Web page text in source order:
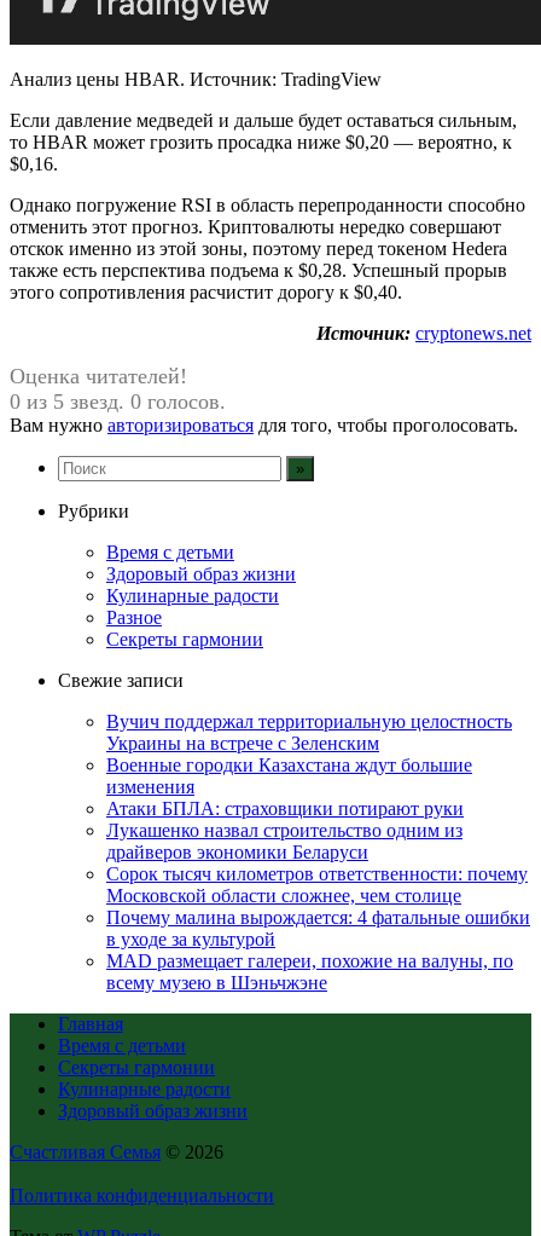
Анализ цены HBAR. Источник: TradingView
Если давление медведей и дальше будет оставаться сильным,
то HBAR может грозить просадка ниже $0,20 — вероятно, к
$0,16.
Однако погружение RSI в область перепроданности способно
отменить этот прогноз. Криптовалюты нередко совершают
отскок именно из этой зоны, поэтому перед токеном Hedera
также есть перспектива подъема к $0,28. Успешный прорыв
этого сопротивления расчистит дорогу к $0,40.
Источник: cryptonews.net
Оценка читателей!
0 из 5 звезд. 0 голосов.
Вам нужно авторизироваться для того, чтобы проголосовать.
Рубрики
Время с детьми
Здоровый образ жизни
Кулинарные радости
Разное
Секреты гармонии
Свежие записи
Вучич поддержал территориальную целостность
Украины на встрече с Зеленским
Военные городки Казахстана ждут большие
изменения
Атаки БПЛА: страховщики потирают руки
Лукашенко назвал строительство одним из
драйверов экономики Беларуси
Сорок тысяч километров ответственности: почему
Московской области сложнее, чем столице
Почему малина вырождается: 4 фатальные ошибки
в уходе за культурой
MAD размещает галереи, похожие на валуны, по
всему музею в Шэньчжэне
Главная
Время с детьми
Секреты гармонии
Кулинарные радости
Здоровый образ жизни
Счастливая Семья © 2026
Политика конфиденциальности